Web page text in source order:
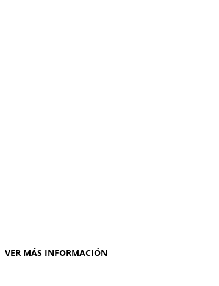
VER MÁS INFORMACIÓN